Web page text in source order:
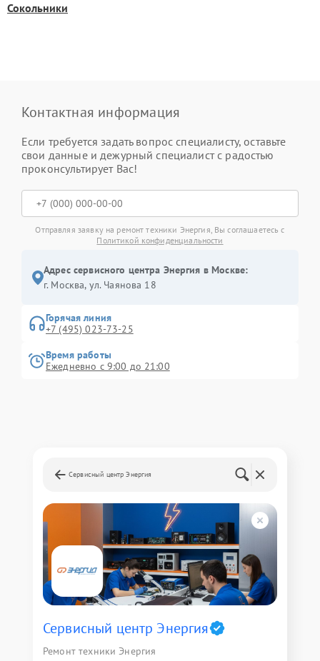
Сокольники
Контактная информация
Если требуется задать вопрос специалисту, оставьте
свои данные и дежурный специалист с радостью
проконсультирует Вас!
Отправляя заявку на ремонт техники Энергия, Вы соглашаетесь с
Политикой конфиденциальности
Адрес сервисного центра Энергия в Москве:
г. Москва, ул. Чаянова 18
Горячая линия
+7 (495) 023-73-25
Время работы
Ежедневно с 9:00 до 21:00
Сервисный центр Энергия
Сервисный центр Энергия
Ремонт техники Энергия